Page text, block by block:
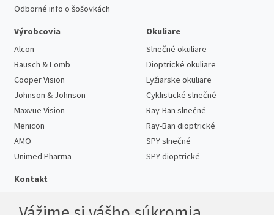
Odborné info o šošovkách
Výrobcovia
Alcon
Bausch & Lomb
Cooper Vision
Johnson & Johnson
Maxvue Vision
Menicon
AMO
Unimed Pharma
Okuliare
Slnečné okuliare
Dioptrické okuliare
Lyžiarske okuliare
Cyklistické slnečné
Ray-Ban slnečné
Ray-Ban dioptrické
SPY slnečné
SPY dioptrické
Kontakt